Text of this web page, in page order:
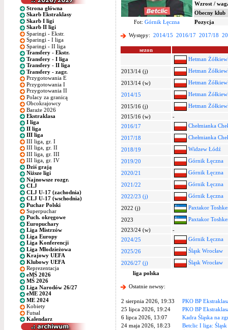
Strona główna
Skarb Ekstraklasy
Skarb I ligi
Skarb II ligi
Sparingi - Ekstr.
Sparingi - I liga
Sparingi - II liga
Transfery - Ekstr.
Transfery - I liga
Transfery - II liga
Transfery - zagr.
Przygotowania E
Przygotowania I
Przygotowania II
Polacy za granicą
Obcokrajowcy
Baraże 2026
Ekstraklasa
I liga
II liga
III liga
III liga, gr. I
III liga, gr. II
III liga, gr. III
III liga, gr. IV
Dziś grają
Niższe ligi
Najnowsze rozgr.
CLJ
CLJ U-17 (zachodnia)
CLJ U-17 (wschodnia)
Puchar Polski
Superpuchar
Puch. okręgowe
Europuchary
Liga Mistrzów
Liga Europy
Liga Konferencji
Liga Młodzieżowa
Krajowy UEFA
Klubowy UEFA
Reprezentacja
eMŚ 2026
MŚ 2026
Liga Narodów 26/27
eME 2024
ME 2024
Kobiety
Futsal
Kalendarz
Wzrost /
Obecny klub
Fot: Górnik Łęczna Pozycja
Występy: 2014/15 2016/17 2017/18
sezon
Hetman
2013/14 (j)
Hetman
2013/14 (w)
Hetman
2014/15
Hetman
2015/16 (j)
Hetman
2015/16 (w)
-
2016/17
Chełmianka
2017/18
Chełmianka
2018/19
Widzew Łódź
2019/20
Górnik Łęczna
2020/21
Górnik Łęczna
2021/22
Górnik Łęczna
2022/23 (j)
Górnik Łęczna
2022 (j)
Paxtakor
2023
Paxtakor
2023/24 (w)
-
2024/25
Górnik Łęczna
2025/26
Śląsk Wrocław
2026/27 (j)
Śląsk Wrocław
liga polska
Ostatnie newsy:
2 sierpnia 2026, 19:33
PKO BP
25 lipca 2026, 19:24
PKO BP
6 lipca 2026, 13:07
Kadra Śląska na
24 maja 2026, 18:23
Betclic I liga: